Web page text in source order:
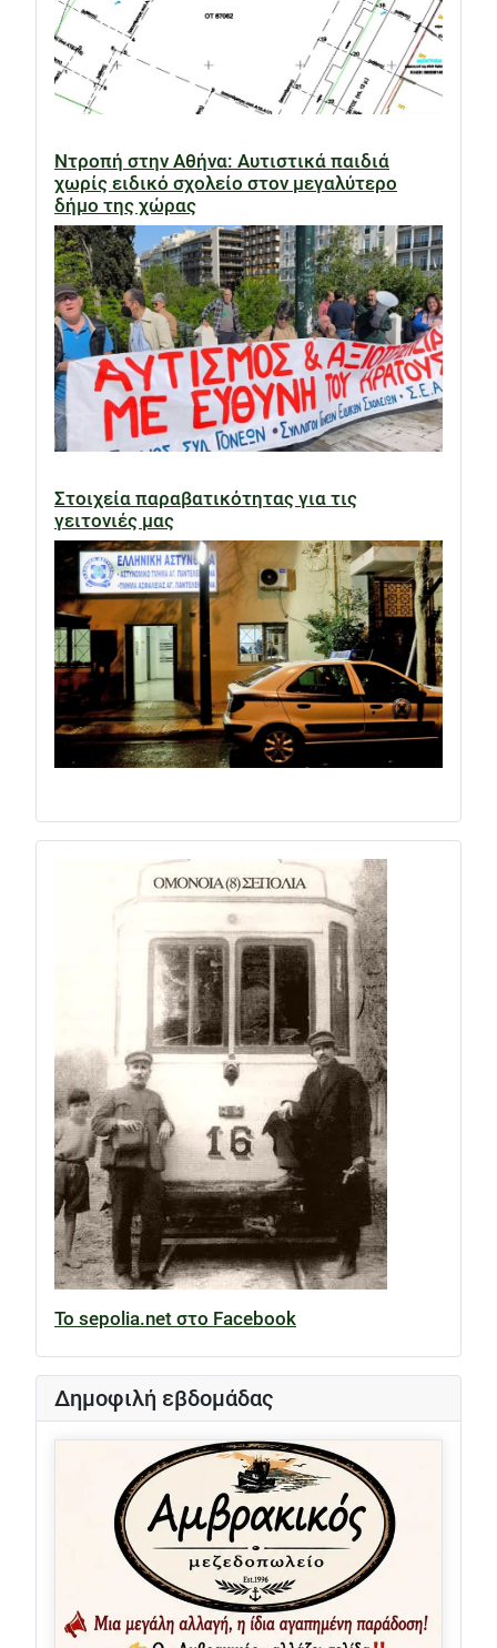
Ντροπή στην Αθήνα: Αυτιστικά παιδιά
χωρίς ειδικό σχολείο στον μεγαλύτερο
δήμο της χώρας
Στοιχεία παραβατικότητας για τις
γειτονιές μας
Το sepolia.net στο Facebook
Δημοφιλή εβδομάδας